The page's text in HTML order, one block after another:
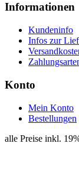
Informationen
Kundeninfo
Infos zur
Konto
Mein Konto
Bestellungen
alle Preise inkl.